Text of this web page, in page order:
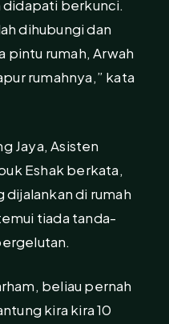
didapati berkunci.
dihubungi dan
pintu rumah, Arwah
rumahnya,” kata
Jaya, Asisten
Eshak berkata,
dijalankan di rumah
tiada tanda-
beliau pernah
kira kira 10